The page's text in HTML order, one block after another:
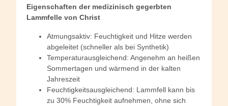
Eigenschaften der medizinisch gegerbten
Lammfelle von Christ
Atmungsaktiv: Feuchtigkeit und Hitze werden
abgeleitet (schneller als bei Synthetik)
Temperaturausgleichend: Angenehm an heißen
Sommertagen und wärmend in der kalten
Jahreszeit
Feuchtigkeitsausgleichend: Lammfell kann bis
zu 30% Feuchtigkeit aufnehmen, ohne sich